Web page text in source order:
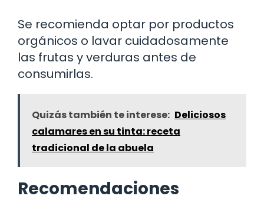
Se recomienda optar por productos
orgánicos o lavar cuidadosamente
las frutas y verduras antes de
consumirlas.
Quizás también te interese: Deliciosos
calamares en su tinta: receta
tradicional de la abuela
Recomendaciones